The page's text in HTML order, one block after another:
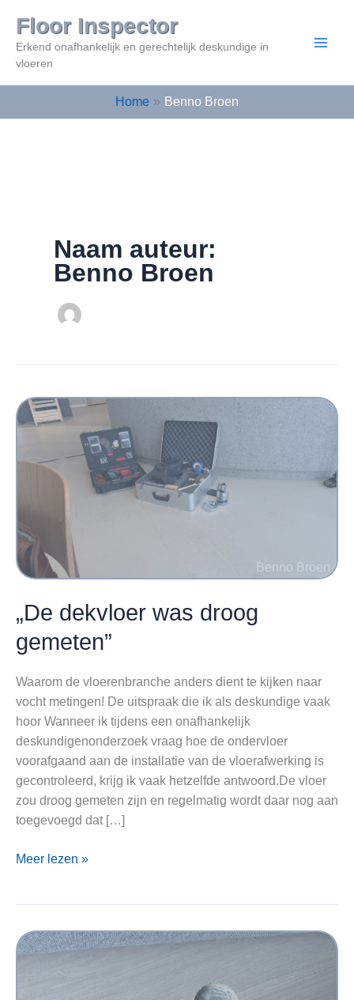
naar
inhoud
Floor Inspector
Erkend onafhankelijk en gerechtelijk deskundige in
vloeren
Home Benno Broen
Naam auteur:
Benno Broen
„De dekvloer was droog
gemeten”
Waarom de vloerenbranche anders dient te kijken naar
vocht metingen! De uitspraak die ik als deskundige vaak
hoor Wanneer ik tijdens een onafhankelijk
deskundigenonderzoek vraag hoe de ondervloer
voorafgaand aan de installatie van de vloerafwerking is
gecontroleerd, krijg ik vaak hetzelfde antwoord.De vloer
zou droog gemeten zijn en regelmatig wordt daar nog aan
toegevoegd dat […]
„De
gemeten”
Meer lezen »